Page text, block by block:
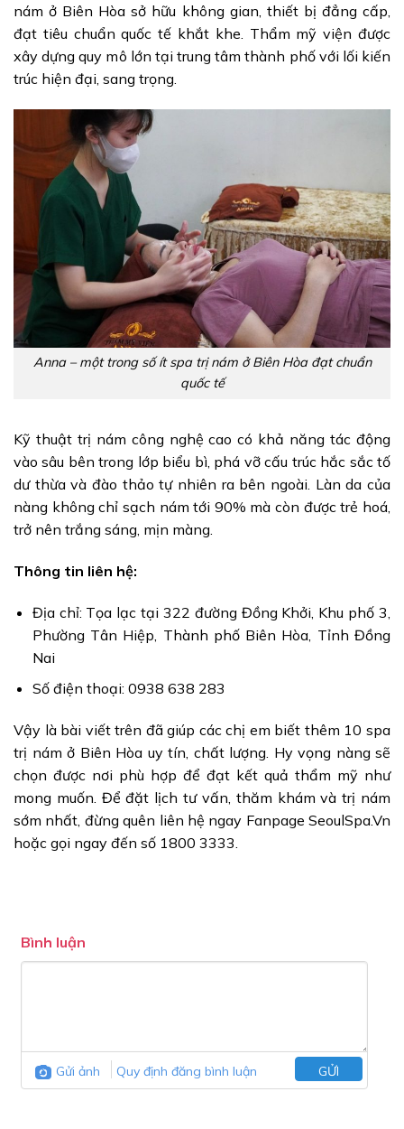
nám ở Biên Hòa sở hữu không gian, thiết bị đẳng cấp,
đạt tiêu chuẩn quốc tế khắt khe. Thẩm mỹ viện được
xây dựng quy mô lớn tại trung tâm thành phố với lối kiến
trúc hiện đại, sang trọng.
Anna – một trong số ít spa trị nám ở Biên Hòa đạt chuẩn
quốc tế
Kỹ thuật trị nám công nghệ cao có khả năng tác động
vào sâu bên trong lớp biểu bì, phá vỡ cấu trúc hắc sắc tố
dư thừa và đào thảo tự nhiên ra bên ngoài. Làn da của
nàng không chỉ sạch nám tới 90% mà còn được trẻ hoá,
trở nên trắng sáng, mịn màng.
Thông tin liên hệ:
Địa chỉ: Tọa lạc tại 322 đường Đồng Khởi, Khu phố 3,
Phường Tân Hiệp, Thành phố Biên Hòa, Tỉnh Đồng
Nai
Số điện thoại: 0938 638 283
Vậy là bài viết trên đã giúp các chị em biết thêm 10 spa
trị nám ở Biên Hòa uy tín, chất lượng. Hy vọng nàng sẽ
chọn được nơi phù hợp để đạt kết quả thẩm mỹ như
mong muốn. Để đặt lịch tư vấn, thăm khám và trị nám
sớm nhất, đừng quên liên hệ ngay Fanpage SeoulSpa.Vn
hoặc gọi ngay đến số 1800 3333.
Bình luận
Gửi ảnh Quy định đăng bình luận GỬI